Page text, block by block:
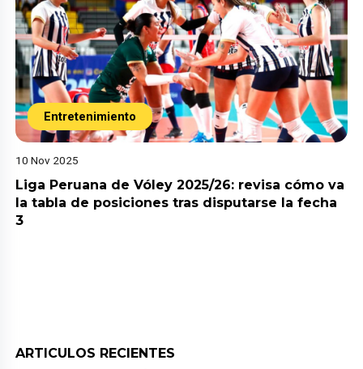
Entretenimiento
10 Nov 2025
Liga Peruana de Vóley 2025/26: revisa cómo va
la tabla de posiciones tras disputarse la fecha
3
ARTICULOS RECIENTES